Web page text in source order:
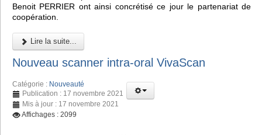
Benoit PERRIER ont ainsi concrétisé ce jour le partenariat de
coopération.
Lire la suite...
Nouveau scanner intra-oral VivaScan
Catégorie : Nouveauté
Publication : 17 novembre 2021
Mis à jour : 17 novembre 2021
Affichages : 2099